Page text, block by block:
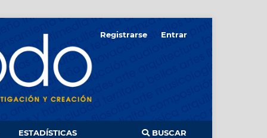
ESTADÍSTICAS BUSCAR
Registrarse Entrar